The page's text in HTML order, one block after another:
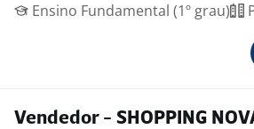
Ensino Fundamental (1º grau)
Vendedor - SHOPPING